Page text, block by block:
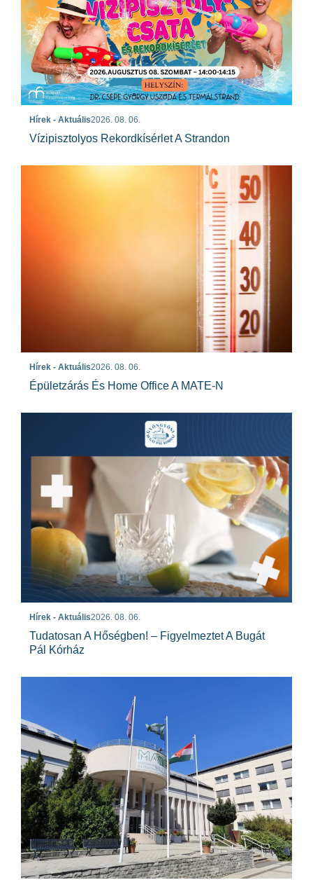
Hírek - Aktuális2026. 08. 06.
Vízipisztolyos Rekordkísérlet A Strandon
Hírek - Aktuális2026. 08. 06.
Épületzárás És Home Office A MATE-N
Hírek - Aktuális2026. 08. 06.
Tudatosan A Hőségben! – Figyelmeztet A Bugát
Pál Kórház